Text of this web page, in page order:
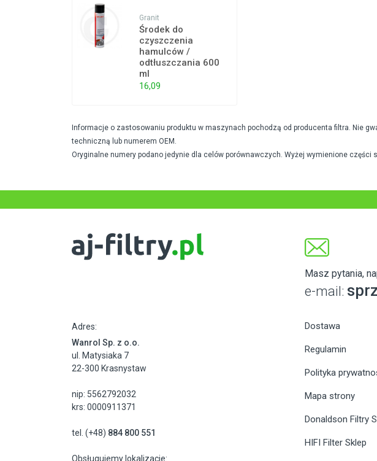
Granit
Środek do
czyszczenia
hamulców /
odtłuszczania 600
ml
16,09
Informacje o zastosowaniu produktu w maszynach pochodzą od producenta filtra. Nie
techniczną lub numerem OEM.
Oryginalne numery podano jedynie dla celów porównawczych. Wyżej wymienione części
Masz pytania,
e-mail:
Adres:
Wanrol Sp. z o.o.
ul. Matysiaka 7
22-300 Krasnystaw
nip: 5562792032
krs: 0000911371
tel. (+48) 884 800 551
Obsługujemy lokalizacje:
Dostawa
Regulamin
Polityka
Mapa strony
Donaldson Filtry
HIFI Filter Sklep